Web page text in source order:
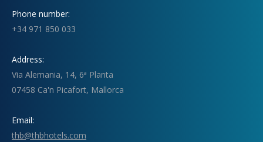
Phone number:
+34 971 850 033
Address:
Via Alemania, 14, 6ª Planta
07458 Ca'n Picafort, Mallorca
Email:
thb@thbhotels.com